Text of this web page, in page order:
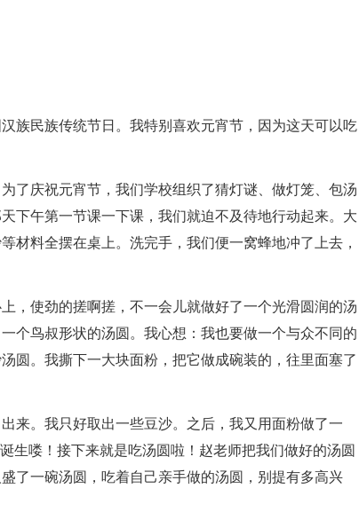
族民族传统节日。我特别喜欢元宵节，因为这天可以吃
了庆祝元宵节，我们学校组织了猜灯谜、做灯笼、包汤
下午第一节课一下课，我们就迫不及待地行动起来。大
材料全摆在桌上。洗完手，我们便一窝蜂地冲了上去，
，使劲的搓啊搓，不一会儿就做好了一个光滑圆润的汤
个鸟叔形状的汤圆。我心想：我也要做一个与众不同的
圆。我撕下一大块面粉，把它做成碗装的，往里面塞了
来。我只好取出一些豆沙。之后，我又用面粉做了一
生喽！接下来就是吃汤圆啦！赵老师把我们做好的汤圆
了一碗汤圆，吃着自己亲手做的汤圆，别提有多高兴